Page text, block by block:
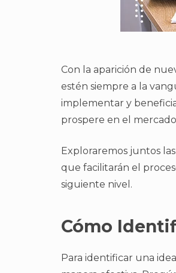
Con la aparición de
estén siempre a la
implementar y
prospere en el
Exploraremos juntos
que facilitarán el
siguiente nivel.
Cómo
Para identificar una